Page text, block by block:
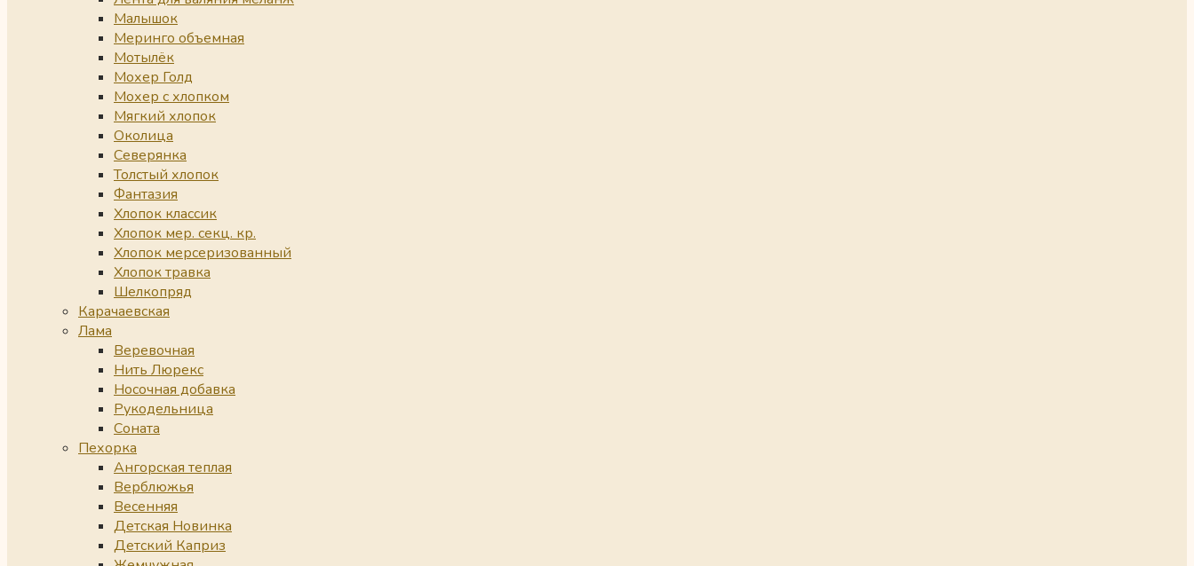
Малышок
Меринго объемная
Мотылёк
Мохер Голд
Мохер с хлопком
Мягкий хлопок
Околица
Северянка
Толстый хлопок
Фантазия
Хлопок классик
Хлопок мер. секц. кр.
Хлопок мерсеризованный
Хлопок травка
Шелкопряд
Карачаевская
Лама
Веревочная
Нить Люрекс
Носочная добавка
Рукодельница
Соната
Пехорка
Ангорская теплая
Верблюжья
Весенняя
Детская Новинка
Детский Каприз